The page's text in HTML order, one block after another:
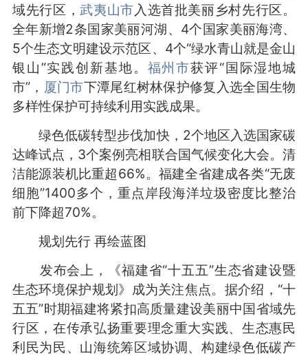
域先行区，武夷山市入选首批美丽乡村先行区。
全年新增2条国家美丽河湖、4个国家美丽海湾、
5个生态文明建设示范区、4个“绿水青山就是金山
银山”实践创新基地。 福州市获评“国际湿地城
市”， 厦门市下潭尾红树林保护修复入选全国生物
多样性保护可持续利用实践成果。
绿色低碳转型步伐加快，2个地区入选国家碳
达峰试点，3个案例亮相联合国气候变化大会。清
洁能源装机比重超66%。福建全省建成各类“无废
细胞”1400多个，重点岸段海洋垃圾密度比整治
前下降超70%。
规划先行 再绘蓝图
发布会上，《福建省“十五五”生态省建设暨
生态环境保护规划》成为关注焦点。据介绍，“十
五五”时期福建将紧扣高质量建设美丽中国省域先
行区，在传承弘扬重要理念重大实践、生态惠民
利民为民、山海统筹区域协调、构建绿色低碳产